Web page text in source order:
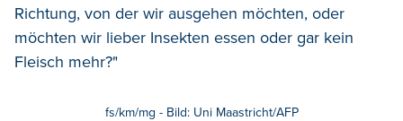
Richtung, von der wir ausgehen möchten, oder
möchten wir lieber Insekten essen oder gar kein
Fleisch mehr?"
fs/km/mg - Bild: Uni Maastricht/AFP